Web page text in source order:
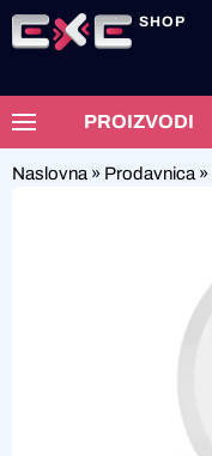
SHOP
PROIZVODI
Naslovna » Prodavnica »